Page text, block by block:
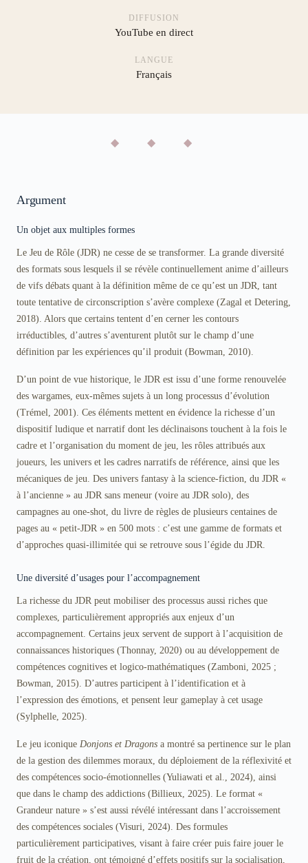
DIFFUSION
YouTube en direct
LANGUE
Français
◆ ◆ ◆
Argument
Un objet aux multiples formes
Le Jeu de Rôle (JDR) ne cesse de se transformer. La grande diversité
des formats sous lesquels il se révèle continuellement anime d’ailleurs
de vifs débats quant à la définition même de ce qu’est un JDR, tant
toute tentative de circonscription s’avère complexe (Zagal et Detering,
2018). Alors que certains tentent d’en cerner les contours
irréductibles, d’autres s’aventurent plutôt sur le champ d’une
définition par les expériences qu’il produit (Bowman, 2010).
D’un point de vue historique, le JDR est issu d’une forme renouvelée
des wargames, eux-mêmes sujets à un long processus d’évolution
(Trémel, 2001). Ces éléments mettent en évidence la richesse d’un
dispositif ludique et narratif dont les déclinaisons touchent à la fois le
cadre et l’organisation du moment de jeu, les rôles attribués aux
joueurs, les univers et les cadres narratifs de référence, ainsi que les
mécaniques de jeu. Des univers fantasy à la science-fiction, du JDR «
à l’ancienne » au JDR sans meneur (voire au JDR solo), des
campagnes au one-shot, du livre de règles de plusieurs centaines de
pages au « petit-JDR » en 500 mots : c’est une gamme de formats et
d’approches quasi-illimitée qui se retrouve sous l’égide du JDR.
Une diversité d’usages pour l’accompagnement
La richesse du JDR peut mobiliser des processus aussi riches que
complexes, particulièrement appropriés aux enjeux d’un
accompagnement. Certains jeux servent de support à l’acquisition de
connaissances historiques (Thonnay, 2020) ou au développement de
compétences cognitives et logico-mathématiques (Zamboni, 2025 ;
Bowman, 2015). D’autres participent à l’identification et à
l’expression des émotions, et pensent leur gameplay à cet usage
(Sylphelle, 2025).
Le jeu iconique Donjons et Dragons a montré sa pertinence sur le plan
de la gestion des dilemmes moraux, du déploiement de la réflexivité et
des compétences socio-émotionnelles (Yuliawati et al., 2024), ainsi
que dans le champ des addictions (Billieux, 2025). Le format «
Grandeur nature » s’est aussi révélé intéressant dans l’accroissement
des compétences sociales (Visuri, 2024). Des formules
particulièrement participatives, visant à faire créer puis faire jouer le
fruit de la création, ont témoigné d’effets positifs sur la socialisation,